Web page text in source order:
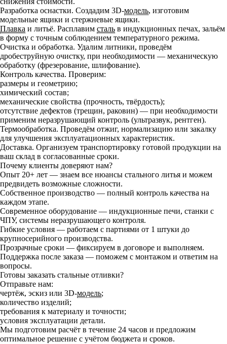
Разработка оснастки. Создадим 3D‑модель, изготовим
модельные ящики и стержневые ящики.
Плавка и литьё. Расплавим сталь в индукционных печах, зальём
в форму с точным соблюдением температурного режима.
Очистка и обработка. Удалим литники, проведём
дробеструйную очистку, при необходимости — механическую
обработку (фрезерование, шлифование).
Контроль качества. Проверим:
размеры и геометрию;
химический состав;
механические свойства (прочность, твёрдость);
отсутствие дефектов (трещин, раковин) — при необходимости
применим неразрушающий контроль (ультразвук, рентген).
Термообработка. Проведём отжиг, нормализацию или закалку
для улучшения эксплуатационных характеристик.
Доставка. Организуем транспортировку готовой продукции на
ваш склад в согласованные сроки.
Почему клиенты доверяют нам?
Опыт 20+ лет — знаем все нюансы стального литья и можем
предвидеть возможные сложности.
Собственное производство — полный контроль качества на
каждом этапе.
Современное оборудование — индукционные печи, станки с
ЧПУ, системы неразрушающего контроля.
Гибкие условия — работаем с партиями от 1 штуки до
крупносерийного производства.
Прозрачные сроки — фиксируем в договоре и выполняем.
Поддержка после заказа — поможем с монтажом и ответим на
вопросы.
Готовы заказать стальные отливки?
Отправьте нам:
чертёж, эскиз или 3D‑модель;
количество изделий;
требования к материалу и точности;
условия эксплуатации детали.
Мы подготовим расчёт в течение 24 часов и предложим
оптимальное решение с учётом бюджета и сроков.